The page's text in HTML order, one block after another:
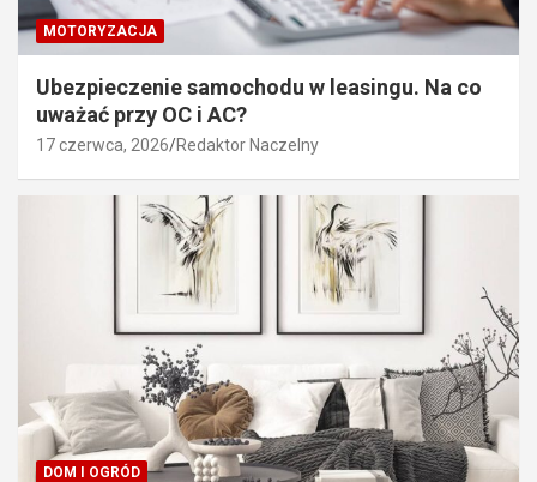
MOTORYZACJA
Ubezpieczenie samochodu w leasingu. Na co
uważać przy OC i AC?
17 czerwca, 2026 Redaktor Naczelny
DOM I OGRÓD